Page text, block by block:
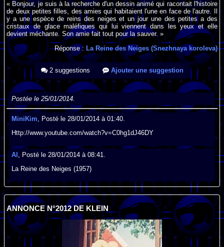
« Bonjour, je suis à la recherche d'un dessin animé qui racontait l'histoire
de deux petites filles, des amies qui habitaient l'une en face de l'autre. Il
y a une espèce de reins des neiges et un jour une des petites a des
cristaux de glace maléfiques qui lui viennent dans les yeux et elle
devient méchante. Son amie fait tout pour la sauver. »
Réponse : La Reine des Neiges (Snezhnaya koroleva)
2 suggestions Ajouter une suggestion
Postée le 25/01/2014.
MiniKim, Posté le 28/01/2014 à 01:40.
Http://www.youtube.com/watch?v=C0hg1dJ46DY
Al , Posté le 28/01/2014 à 08:41.
La Reine des Neiges (1957)
ANNONCE N°2012 DE KLEIN